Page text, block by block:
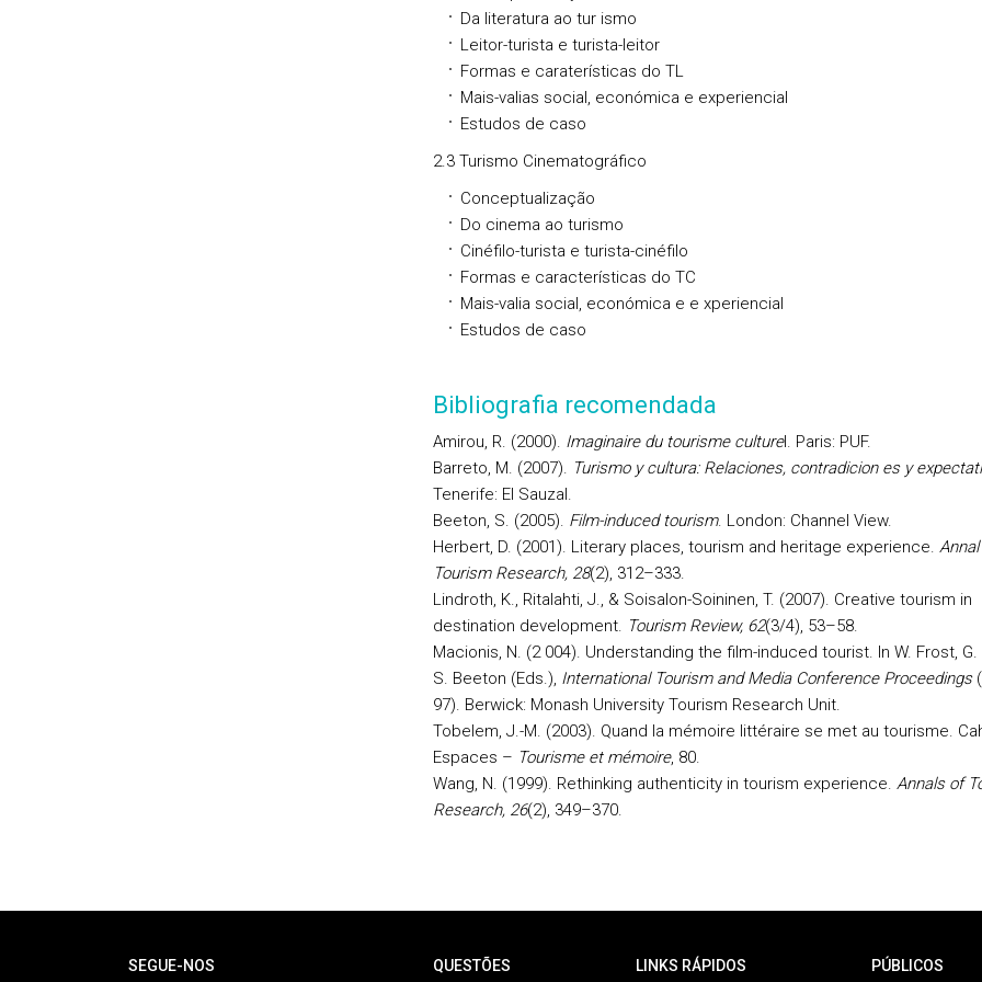
Da literatura ao tur ismo
Leitor-turista e turista-leitor
Formas e caraterísticas do TL
Mais-valias social, económica e experiencial
Estudos de caso
2.3 Turismo Cinematográfico
Conceptualização
Do cinema ao turismo
Cinéfilo-turista e turista-cinéfilo
Formas e características do TC
Mais-valia social, económica e e xperiencial
Estudos de caso
Bibliografia recomendada
Amirou, R. (2000). Imaginaire du tourisme culturel. Paris: PUF.
Barreto, M. (2007). Turismo y cultura: Relaciones, contradicion es y
Tenerife: El Sauzal.
Beeton, S. (2005). Film-induced tourism. London: Channel View.
Herbert, D. (2001). Literary places, tourism and heritage experience.
Tourism Research, 28(2), 312–333.
Lindroth, K., Ritalahti, J., & Soisalon-Soininen, T. (2007). Creative tourism in
destination development. Tourism Review, 62(3/4), 53–58.
Macionis, N. (2 004). Understanding the film-induced tourist. In W. Frost, G.
S. Beeton (Eds.), International Tourism and Media Conference Proceedings
97). Berwick: Monash University Tourism Research Unit.
Tobelem, J.-M. (2003). Quand la mémoire littéraire se met au tourisme.
Espaces – Tourisme et mémoire, 80.
Wang, N. (1999). Rethinking authenticity in tourism experience. Annals of
Research, 26(2), 349–370.
SEGUE-NOS QUESTÕES LINKS RÁPIDOS PÚBLICOS